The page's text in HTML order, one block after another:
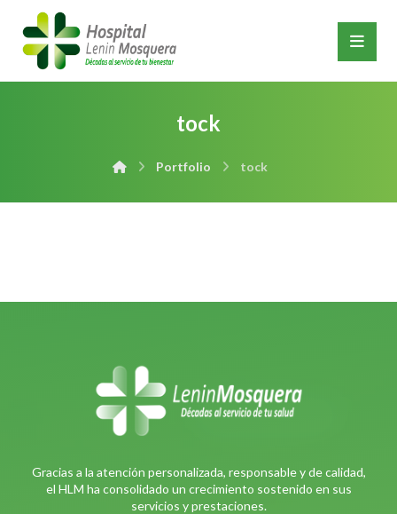
tock
Portfolio tock
Gracias a la atención personalizada, responsable y de calidad,
el HLM ha consolidado un crecimiento sostenido en sus
servicios y prestaciones.